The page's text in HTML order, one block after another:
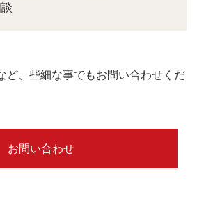
ど、些細な事でもお問い合わせくだ
お問い合わせ